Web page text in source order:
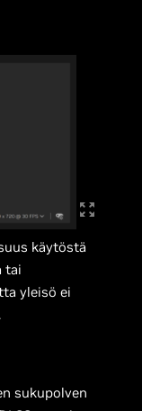
käytöstä
tai
yleisö ei
sukupolven